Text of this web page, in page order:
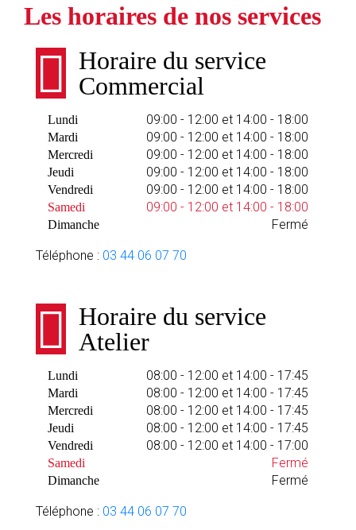
Les horaires de nos services
Horaire du service
Commercial
Lundi 09:00 - 12:00 et 14:00 - 18:00
Mardi 09:00 - 12:00 et 14:00 - 18:00
Mercredi 09:00 - 12:00 et 14:00 - 18:00
Jeudi 09:00 - 12:00 et 14:00 - 18:00
Vendredi 09:00 - 12:00 et 14:00 - 18:00
Samedi 09:00 - 12:00 et 14:00 - 18:00
Dimanche Fermé
Téléphone : 03 44 06 07 70
Horaire du service
Atelier
Lundi 08:00 - 12:00 et 14:00 - 17:45
Mardi 08:00 - 12:00 et 14:00 - 17:45
Mercredi 08:00 - 12:00 et 14:00 - 17:45
Jeudi 08:00 - 12:00 et 14:00 - 17:45
Vendredi 08:00 - 12:00 et 14:00 - 17:00
Samedi Fermé
Dimanche Fermé
Téléphone : 03 44 06 07 70